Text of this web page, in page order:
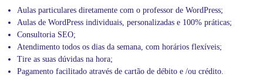
G
r
n
S
Aulas particulares diretamente com o professor de WordPress;
Aulas de WordPress individuais, personalizadas e 100% práticas;
Consultoria SEO;
Atendimento todos os dias da semana, com horários flexíveis;
Tire as suas dúvidas na hora;
Pagamento facilitado através de cartão de débito e /ou crédito.